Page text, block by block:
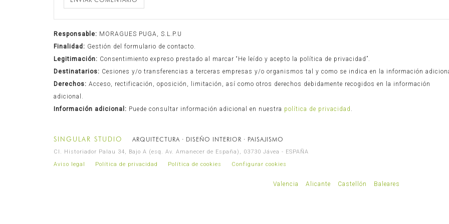
Responsable: MORAGUES PUGA, S.L.P.U
Finalidad: Gestión del formulario de contacto.
Legitimación: Consentimiento expreso prestado al marcar “He leído y acepto la política de privacidad”.
Destinatarios: Cesiones y/o transferencias a terceras empresas y/o organismos tal y como se indica en la información
Derechos: Acceso, rectificación, oposición, limitación, así como otros derechos debidamente recogidos en la información
adicional.
Información adicional: Puede consultar información adicional en nuestra política de privacidad .
SINGULAR STUDIO ARQUITECTURA · DISEÑO INTERIOR · PAISAJISMO
Cl. Historiador Palau 34, Bajo A (esq. Av. Amanecer de España), 03730 Jávea - ESPAÑA
Aviso legal
Política de privacidad Política de cookies Configurar cookies
Valencia Alicante Castellón Baleares